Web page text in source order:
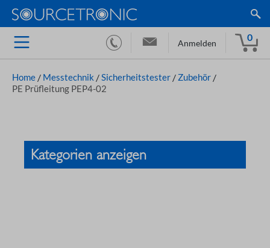
Anmelden
0
Home / Messtechnik /Sicherheitstester / Zubehör /
PE Prüfleitung PEP4-02
Kategorien anzeigen